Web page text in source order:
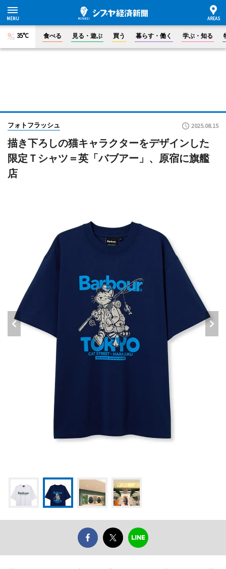
35°C 食べる 見る・遊ぶ 買う 暮らす・働く 学ぶ・知る
フォトフラッシュ 2025.08.15
描き下ろしの猫キャラクターをデザインした
限定Ｔシャツ＝英「バブアー」、原宿に旗艦
店